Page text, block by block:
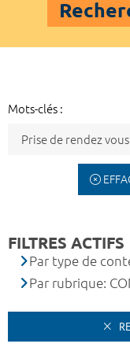
Mots-clés :
FILTRES ACTIFS
Par type de
Par rubrique: